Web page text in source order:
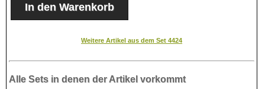
Weitere Artikel aus dem Set 4424
Alle Sets in denen der Artikel vorkommt